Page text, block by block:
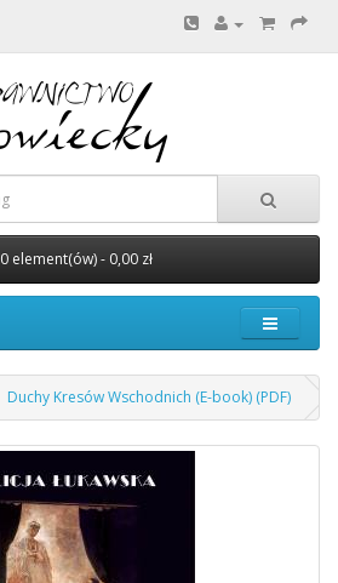
0 element(ów) - 0,00 zł
Duchy Kresów Wschodnich (E-book) (PDF)